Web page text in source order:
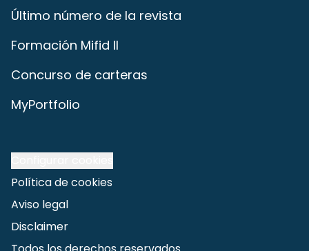
Último número de la revista
Formación Mifid II
Concurso de carteras
MyPortfolio
Política de cookies
Aviso legal
Disclaimer